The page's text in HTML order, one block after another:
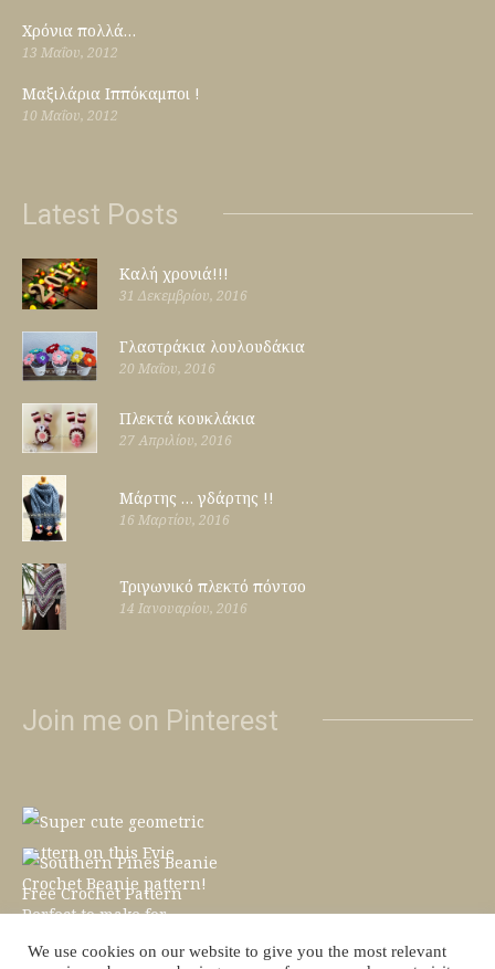
Χρόνια πολλά…
13 Μαΐου, 2012
Μαξιλάρια Ιππόκαμποι !
10 Μαΐου, 2012
Latest Posts
Καλή χρονιά!!!
31 Δεκεμβρίου, 2016
Γλαστράκια λουλουδάκια
20 Μαΐου, 2016
Πλεκτά κουκλάκια
27 Απριλίου, 2016
Μάρτης … γδάρτης !!
16 Μαρτίου, 2016
Τριγωνικό πλεκτό πόντσο
14 Ιανουαρίου, 2016
Join me on Pinterest
We use cookies on our website to give you the most relevant